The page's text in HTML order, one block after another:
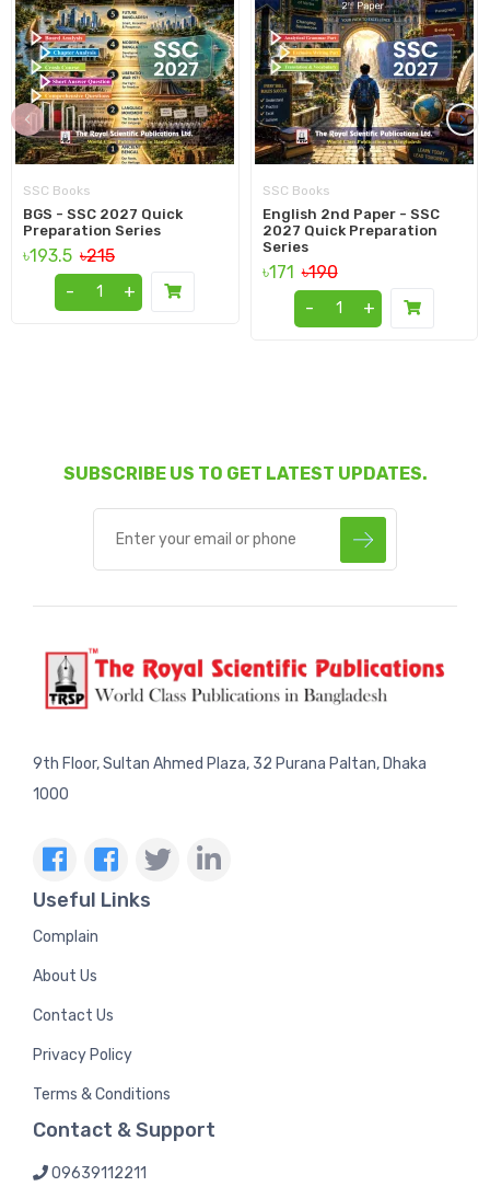
SSC Books
BGS - SSC 2027 Quick
Preparation Series
৳193.5 ৳215
-
+
SSC Books
English 2nd Paper - SSC
2027 Quick Preparation
Series
৳171 ৳190
-
+
‹ ›
SUBSCRIBE US TO GET LATEST UPDATES.
9th Floor, Sultan Ahmed Plaza, 32 Purana Paltan, Dhaka
1000
Useful Links
Complain
About Us
Contact Us
Privacy Policy
Terms & Conditions
Contact & Support
09639112211